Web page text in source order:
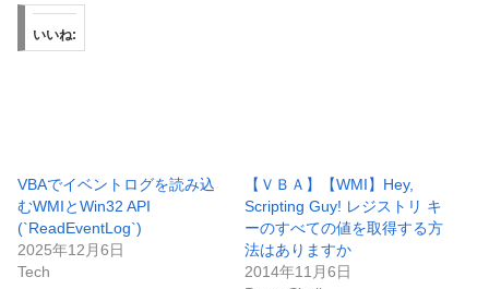
いいね:
VBAでイベントログを読み込
むWMIとWin32 API
(`ReadEventLog`)
2025年12月6日
Tech
【ＶＢＡ】【WMI】Hey,
Scripting Guy! レジストリ キ
ーのすべての値を取得する方
法はありますか
2014年11月6日